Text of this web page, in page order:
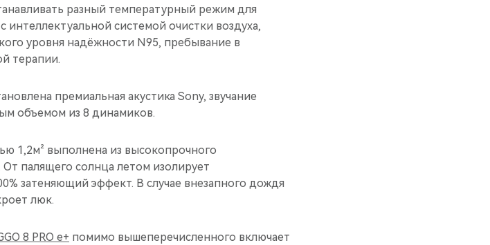
разный температурный режим для
интеллектуальной системой очистки воздуха,
уровня надёжности N95, пребывание в
терапии.
премиальная акустика Sony, звучание
объемом из 8 динамиков.
1,2м² выполнена из высокопрочного
палящего солнца летом изолирует
затеняющий эффект. В случае внезапного дождя
люк.
8 PRO e+ помимо вышеперечисленного включает